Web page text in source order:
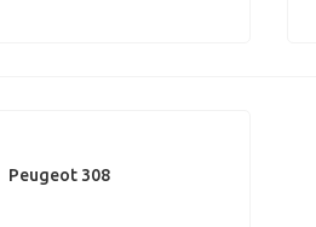
Peugeot 308